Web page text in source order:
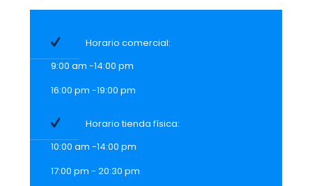
Horario comercial:
9:00 am -14:00 pm
16:00 pm -19:00 pm
Horario tienda física:
10:00 am -14:00 pm
17:00 pm - 20:30 pm